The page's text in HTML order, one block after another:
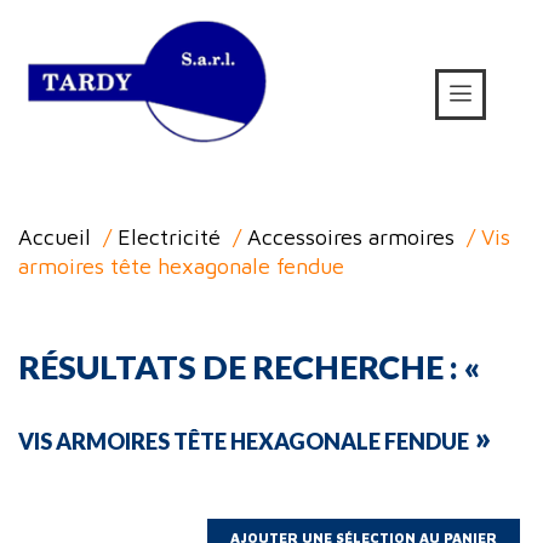
Accueil / Electricité / Accessoires armoires / Vis
armoires tête hexagonale fendue
RÉSULTATS DE RECHERCHE : «
VIS ARMOIRES TÊTE HEXAGONALE FENDUE »